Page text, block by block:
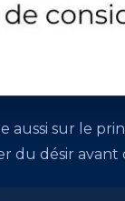
aussi sur le
du désir avant